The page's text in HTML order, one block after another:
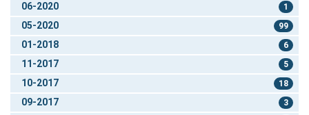
06-2020 1
05-2020 99
01-2018 6
11-2017 5
10-2017 18
09-2017 3